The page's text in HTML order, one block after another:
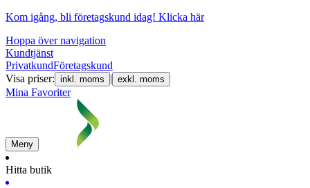
Kom igång, bli företagskund idag! Klicka här
Hoppa över navigation
Kundtjänst
PrivatkundFöretagskund
Visa priser: inkl. moms | exkl. moms
Mina Favoriter
Meny
Hitta butik